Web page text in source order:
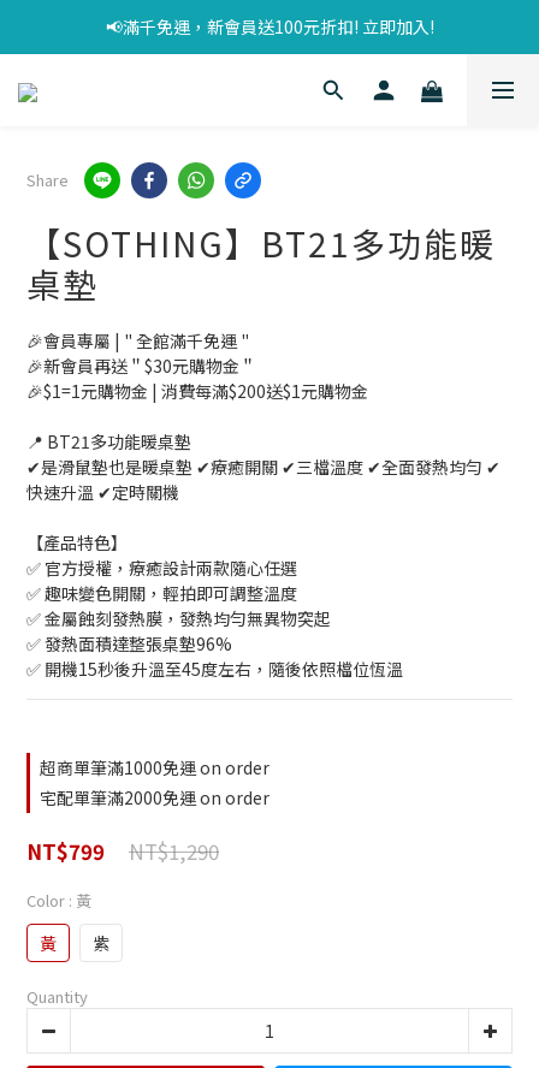
📢滿千免運，新會員送100元折扣! 立即加入!
Share
【SOTHING】BT21多功能暖
桌墊
🎉會員專屬 | " 全館滿千免運 "
🎉新會員再送＂$30元購物金＂
🎉$1=1元購物金 | 消費每滿$200送$1元購物金
📍 BT21多功能暖桌墊
✔是滑鼠墊也是暖桌墊 ✔療癒開關 ✔三檔溫度 ✔全面發熱均勻 ✔
快速升溫 ✔定時關機
【產品特色】
✅ 官方授權，療癒設計兩款隨心任選
✅ 趣味變色開關，輕拍即可調整溫度
✅ 金屬蝕刻發熱膜，發熱均勻無異物突起
✅ 發熱面積達整張桌墊96%
✅ 開機15秒後升溫至45度左右，隨後依照檔位恆溫
超商單筆滿1000免運 on order
宅配單筆滿2000免運 on order
NT$1,290
NT$799
Color : 黃
黃 紫
Quantity